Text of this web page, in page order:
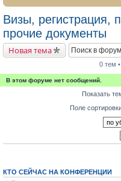
Визы, регистрация,
прочие документы
Новая тема
0 тем
В этом форуме нет сообщений.
Показать
Поле
КТО СЕЙЧАС НА КОНФЕРЕНЦИИ